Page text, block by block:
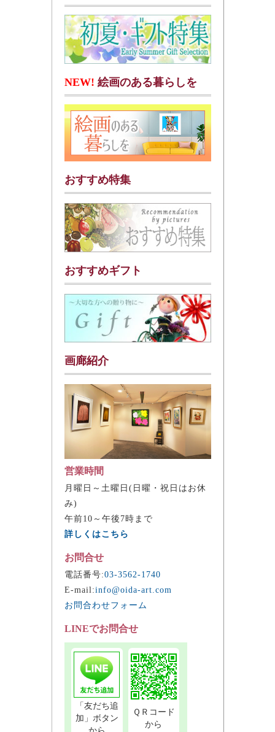
NEW! 絵画のある暮らしを
おすすめ特集
おすすめギフト
画廊紹介
営業時間
月曜日～土曜日(日曜・祝日はお休
み)
午前10～午後7時まで
詳しくはこちら
お問合せ
電話番号:03-3562-1740
E-mail:info@oida-art.com
お問合わせフォーム
LINEでお問合せ
「友だち追
加」ボタン
ＱＲコード
から